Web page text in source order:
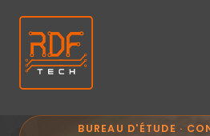
BUREAU D'ÉTUDE ·